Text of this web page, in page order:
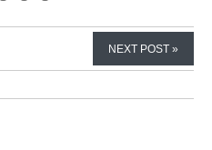
NEXT POST »